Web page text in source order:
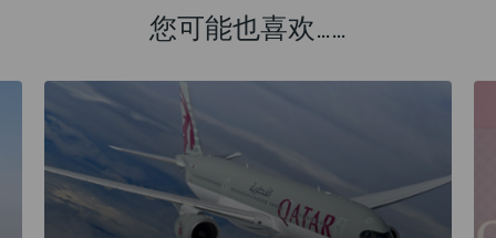
您可能也喜欢……